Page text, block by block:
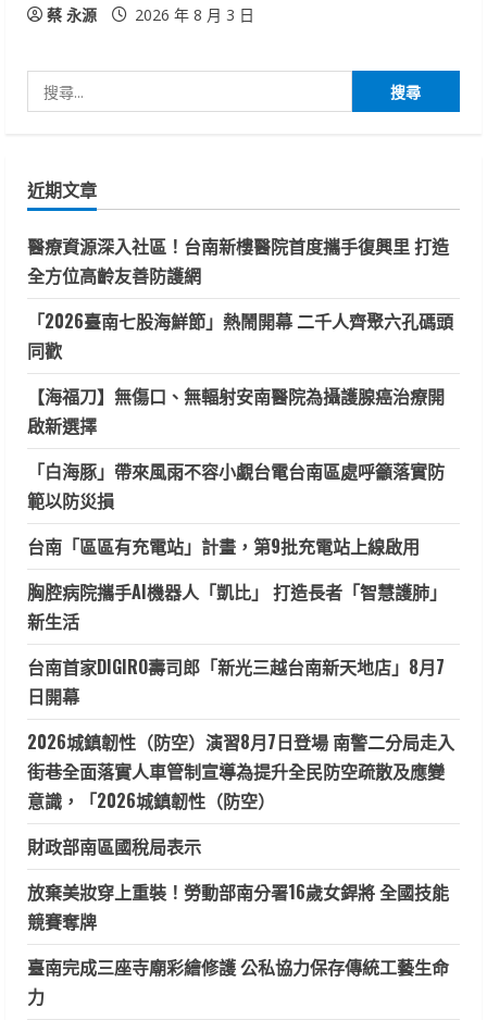
蔡 永源 2026 年 8 月 3 日
尋
字:
近期文章
醫療資源深入社區！台南新樓醫院首度攜手復興里 打造
全方位高齡友善防護網
「2026臺南七股海鮮節」熱鬧開幕 二千人齊聚六孔碼頭
同歡
【海福刀】無傷口、無輻射安南醫院為攝護腺癌治療開
啟新選擇
「白海豚」帶來風雨不容小覷台電台南區處呼籲落實防
範以防災損
台南「區區有充電站」計畫，第9批充電站上線啟用
胸腔病院攜手AI機器人「凱比」 打造長者「智慧護肺」
新生活
台南首家DIGIRO壽司郎「新光三越台南新天地店」8月7
日開幕
2026城鎮韌性（防空）演習8月7日登場 南警二分局走入
街巷全面落實人車管制宣導為提升全民防空疏散及應變
意識，「2026城鎮韌性（防空）
財政部南區國稅局表示
放棄美妝穿上重裝！勞動部南分署16歲女銲將 全國技能
競賽奪牌
臺南完成三座寺廟彩繪修護 公私協力保存傳統工藝生命
力